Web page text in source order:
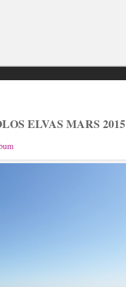
ELVAS MARS 2015